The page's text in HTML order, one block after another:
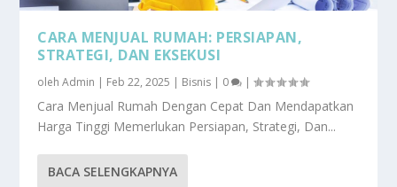
CARA MENJUAL RUMAH: PERSIAPAN,
STRATEGI, DAN EKSEKUSI
olehAdmin | Feb 22, 2025 | Bisnis | 0 |
Cara Menjual Rumah Dengan Cepat Dan Mendapatkan
Harga Tinggi Memerlukan Persiapan, Strategi, Dan...
BACA SELENGKAPNYA